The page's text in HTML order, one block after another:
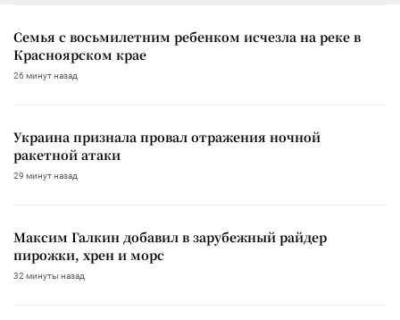
Семья с восьмилетним ребенком исчезла на реке в
Красноярском крае
26 минут назад
Украина признала провал отражения ночной
ракетной атаки
29 минут назад
Максим Галкин добавил в зарубежный райдер
пирожки, хрен и морс
32 минуты назад